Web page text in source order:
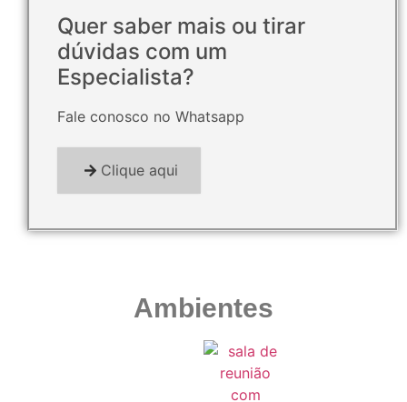
Quer saber mais ou tirar
dúvidas com um
Especialista?
Fale conosco no Whatsapp
Clique aqui
Ambientes